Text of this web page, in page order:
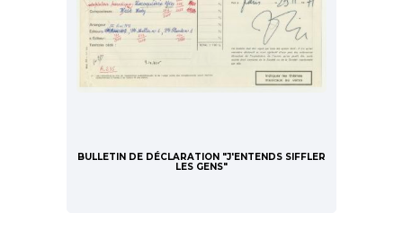
BULLETIN DE DÉCLARATION "J'ENTENDS SIFFLER
LES GENS"